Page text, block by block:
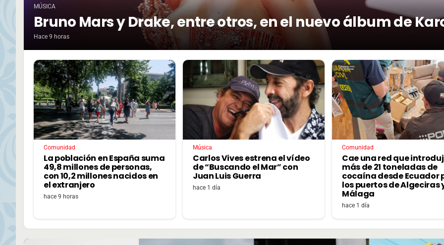
MÚSICA
Bruno Mars y Drake, entre otros, en el nuevo álbum de
Hace 9 horas
Comunidad
La población en España suma
49,8 millones de personas,
con 10,2 millones nacidos en
el extranjero
hace 9 horas
Música
Carlos Vives estrena el vídeo
de “Buscando el Mar” con
Juan Luis Guerra
hace 1 día
Comunidad
Cae una red que
más de 21 toneladas de
cocaína desde Ecuador
los puertos de Algeciras
Málaga
hace 1 día